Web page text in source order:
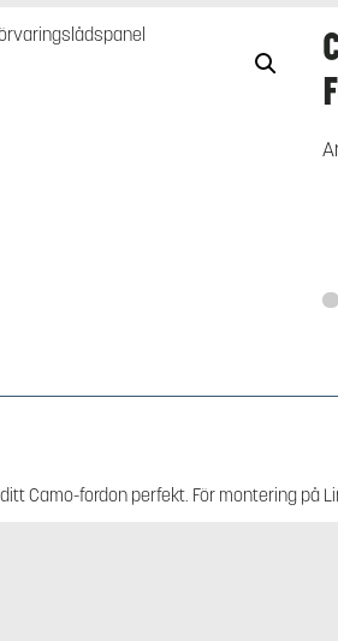
Camo-fordon perfekt. För montering på